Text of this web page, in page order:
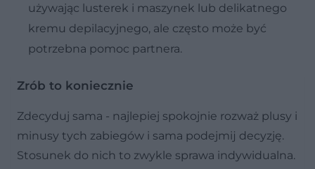
używając lusterek i maszynek lub delikatnego
kremu depilacyjnego, ale często może być
potrzebna pomoc partnera.
Zrób to koniecznie
Zdecyduj sama - najlepiej spokojnie rozważ plusy i
minusy tych zabiegów i sama podejmĳ decyzję.
Stosunek do nich to zwykle sprawa indywidualna.